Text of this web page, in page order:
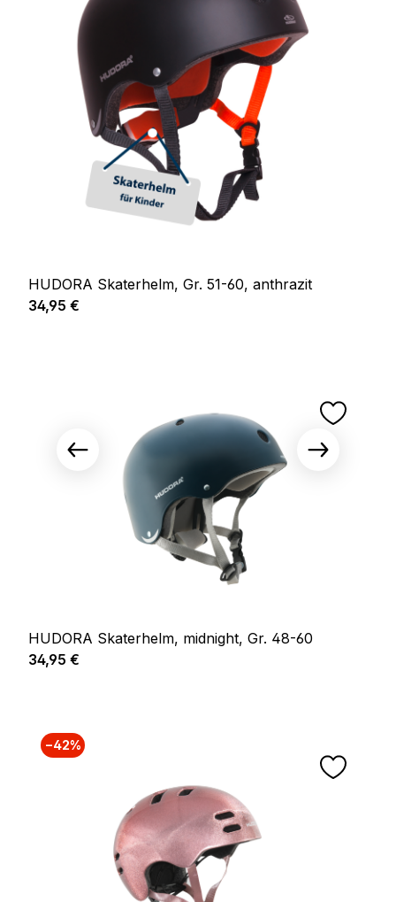
HUDORA Skaterhelm, Gr. 51-60, anthrazit
Regulärer Preis:
34,95 €
HUDORA Skaterhelm, midnight, Gr. 48-60
Regulärer Preis:
34,95 €
−42%